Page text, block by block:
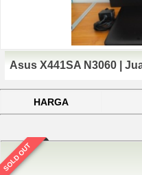
Asus X441SA N3060 |
HARGA
SOLD OUT